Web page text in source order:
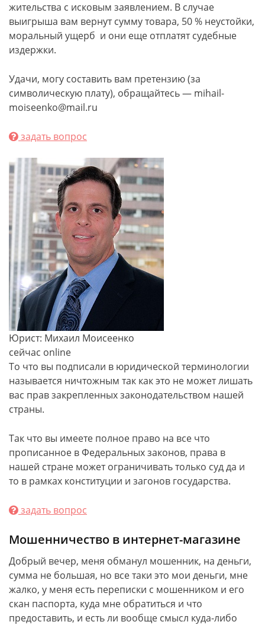
жительства с исковым заявлением. В случае
выигрыша вам вернут сумму товара, 50 % неустойки,
моральный ущерб и они еще отплатят судебные
издержки.
Удачи, могу составить вам претензию (за
символическую плату), обращайтесь — mihail-
moiseenko@mail.ru
задать вопрос
Юрист: Михаил Моисеенко
сейчас online
То что вы подписали в юридической терминологии
называется ничтожным так как это не может лишать
вас прав закрепленных законодательством нашей
страны.
Так что вы имеете полное право на все что
прописанное в Федеральных законов, права в
нашей стране может ограничивать только суд да и
то в рамках конституции и загонов государства.
задать вопрос
Мошенничество в интернет-магазине
Добрый вечер, меня обманул мошенник, на деньги,
сумма не большая, но все таки это мои деньги, мне
жалко, у меня есть переписки с мошенником и его
скан паспорта, куда мне обратиться и что
предоставить, и есть ли вообще смысл куда-либо